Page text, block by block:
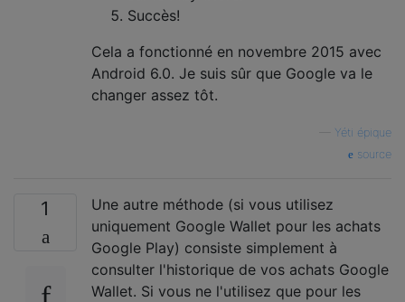
Succès!
Cela a fonctionné en novembre 2015 avec
Android 6.0. Je suis sûr que Google va le
changer assez tôt.
Yéti épique
source
1
Une autre méthode (si vous utilisez
uniquement Google Wallet pour les achats
Google Play) consiste simplement à
consulter l'historique de vos achats Google
Wallet. Si vous ne l'utilisez que pour les